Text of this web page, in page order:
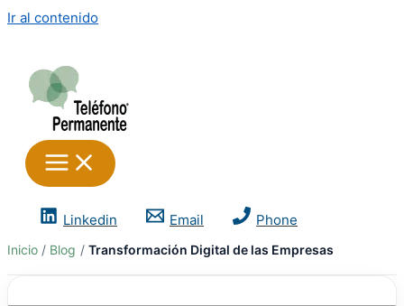
Ir al contenido
Linkedin Email Phone
Inicio Blog Transformación Digital de las Empresas